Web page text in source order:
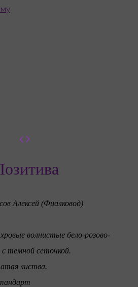
Алексей (Фиалковод)
волнистые бело-розово-
темной сеточкой.
листва.